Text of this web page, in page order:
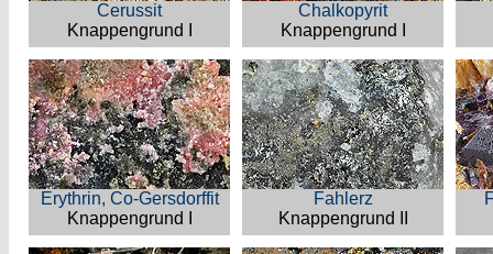
Cerussit
Knappengrund I
Chalkopyrit
Knappengrund I
Erythrin, Co-Gersdorffit
Knappengrund I
Fahlerz
Knappengrund II